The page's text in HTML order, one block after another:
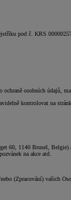
pod č. KRS
osobních údajů,
kontrolovat na
60, 1140 Brusel,
na akce atd.
(Zpracování) vašich